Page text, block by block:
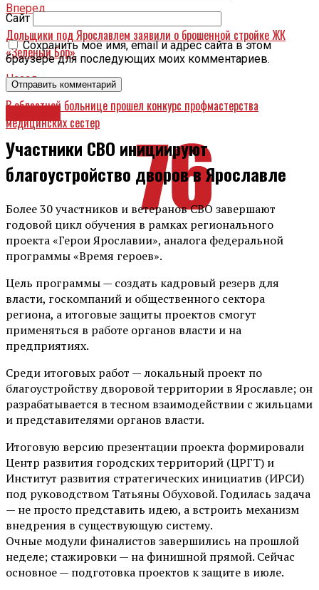
Вперед
Дольщики под Ярославлем заявили о брошенной стройке ЖК
«Зеленый Бор»
Назад
В областной больнице прошел конкурс профмастерства
медицинских сестер
Сайт
Сохранить моё имя, email и адрес сайта в этом
браузере для последующих моих комментариев.
Участники СВО инициируют
благоустройство дворов в Ярославле
Более 30 участников и ветеранов СВО завершают
годовой цикл обучения в рамках регионального
проекта «Герои Ярославии», аналога федеральной
программы «Время героев».
Цель программы — создать кадровый резерв для
власти, госкомпаний и общественного сектора
региона, а итоговые защиты проектов смогут
применяться в работе органов власти и на
предприятиях.
Среди итоговых работ — локальный проект по
благоустройству дворовой территории в Ярославле; он
разрабатывается в тесном взаимодействии с жильцами
и представителями органов власти.
Итоговую версию презентации проекта формировали
Центр развития городских территорий (ЦРГТ) и
Институт развития стратегических инициатив (ИРСИ)
под руководством Татьяны Обуховой. Годилась задача
— не просто представить идею, а встроить механизм
внедрения в существующую систему.
Очные модули финалистов завершились на прошлой
неделе; стажировки — на финишной прямой. Сейчас
основное — подготовка проектов к защите в июле.